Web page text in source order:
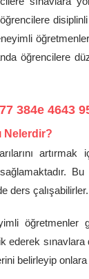
öğrencilere
Nelerdir?
ders çalışabilirler.
sınavlara
belirleyip